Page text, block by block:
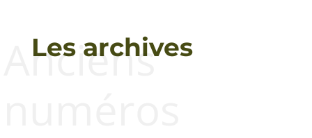
Les archives
Anciens